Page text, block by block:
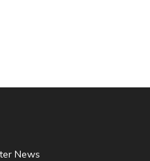
News